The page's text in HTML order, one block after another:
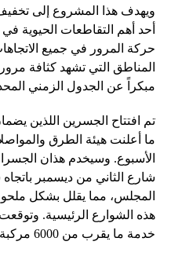
ويهدف هذا المشروع إلى
أحد أهم التقاطعات الحيوية
حركة المرور في جميع
المناطق التي تشهد كثافة
مبكراً عن الجدول الزمني
تم افتتاح الجسرين اللذين
ما أعلنت هيئة الطرق
الأسبوع. وسيخدم هذان
شارع الثاني من ديسمبر
المجلس، مما يقلل بشكل
هذه الشوارع الرئيسية.
خدمة ما يقرب من 6000 مركبة في الساعة.